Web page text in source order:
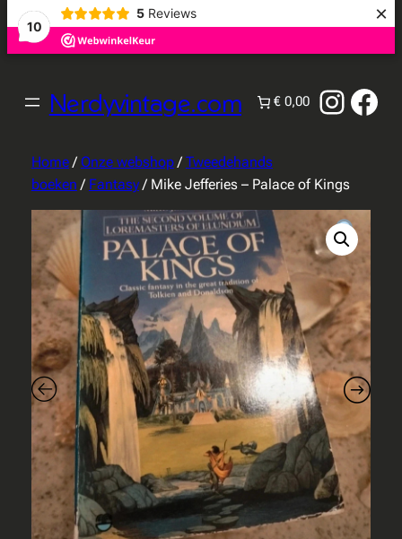
10
5 Reviews ×
Nerdyvintage.com € 0,00
Home/ Onze webshop/ Tweedehands
boeken / Fantasy/ Mike Jefferies – Palace of Kings